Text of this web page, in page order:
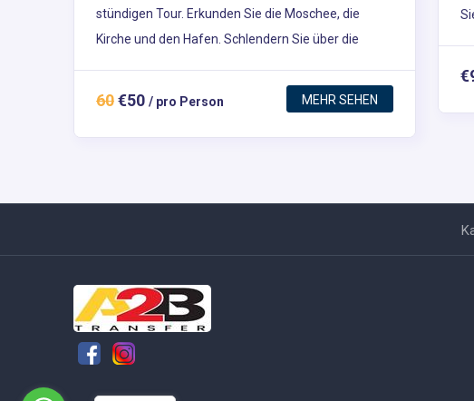
stündigen Tour. Erkunden Sie die Moschee, die
Kirche und den Hafen. Schlendern Sie über die
die lokalen Geschäfte und über den Fischmarkt.
60€50 / pro Person MEHR SEHEN